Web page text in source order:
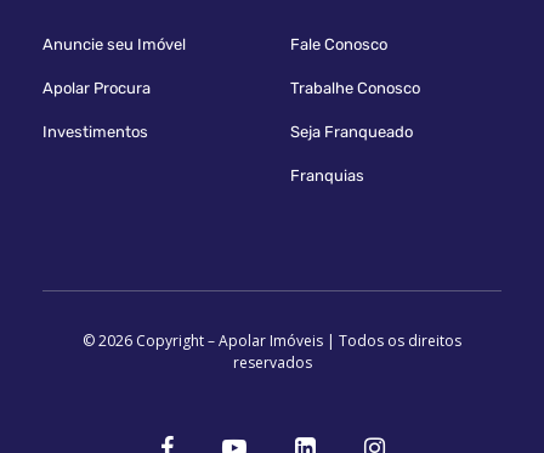
Anuncie seu Imóvel
Apolar Procura
Investimentos
Fale Conosco
Trabalhe Conosco
Seja Franqueado
Franquias
© 2026 Copyright – Apolar Imóveis | Todos os direitos
reservados